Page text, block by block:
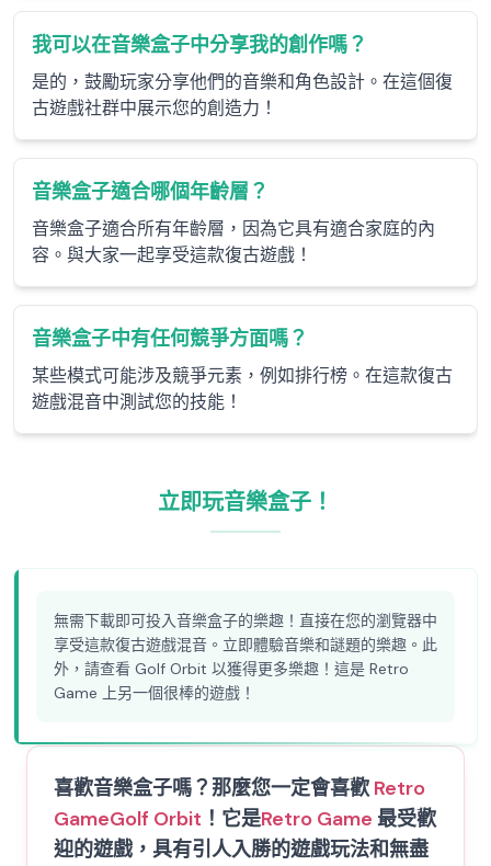
我可以在音樂盒子中分享我的創作嗎？
是的，鼓勵玩家分享他們的音樂和角色設計。在這個復
古遊戲社群中展示您的創造力！
音樂盒子適合哪個年齡層？
音樂盒子適合所有年齡層，因為它具有適合家庭的內
容。與大家一起享受這款復古遊戲！
音樂盒子中有任何競爭方面嗎？
某些模式可能涉及競爭元素，例如排行榜。在這款復古
遊戲混音中測試您的技能！
立即玩音樂盒子！
無需下載即可投入音樂盒子的樂趣！直接在您的瀏覽器中
享受這款復古遊戲混音。立即體驗音樂和謎題的樂趣。此
外，請查看 Golf Orbit 以獲得更多樂趣！這是 Retro
Game 上另一個很棒的遊戲！
喜歡音樂盒子嗎？那麼您一定會喜歡Retro
GameGolf Orbit ！它是Retro Game 最受歡
迎的遊戲，具有引人入勝的遊戲玩法和無盡